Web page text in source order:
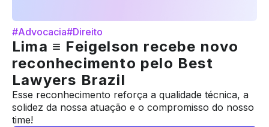
#Advocacia#Direito
Lima ≡ Feigelson recebe novo
reconhecimento pelo Best
Lawyers Brazil
Esse reconhecimento reforça a qualidade técnica, a
solidez da nossa atuação e o compromisso do nosso
time!